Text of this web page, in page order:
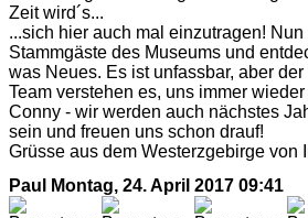
Zeit wird´s...
...sich hier auch mal einzutragen!
Stammgäste des Museums und
was Neues. Es ist unfassbar, aber
Team verstehen es, uns immer
Conny - wir werden auch nächstes
sein und freuen uns schon drauf!
Grüsse aus dem Westerzgebirge von
Paul
Montag, 24. April 2017 09:41